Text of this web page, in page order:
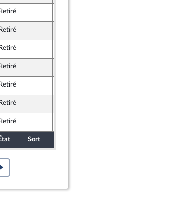
Retiré
Retiré
Retiré
Retiré
Outre-mer et Territoires
Retiré
Retiré
Retiré
Sort